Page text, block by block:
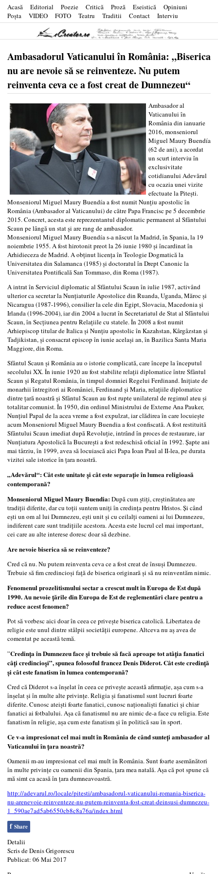
Acasă Editorial Poezie Critică Proză Eseistică
Opiniuni
Poşta
VIDEO FOTO Teatru Traditii Contact Interviu
Ambasadorul Vaticanului în România: „Biserica
nu are nevoie să se reinventeze. Nu putem
reinventa ceva ce a fost creat de Dumnezeu“
Ambasador al
Vaticanului în
România din ianuarie
2016, monseniorul
Miguel Maury Buendía
(62 de ani), a acordat
un scurt interviu în
exclusivitate
cotidianului Adevărul
cu ocazia unei vizite
efectuate la Piteşti.
Monseniorul Miguel Maury Buendía a fost numit Nunţiu apostolic în
România (Ambasador al Vaticanului) de către Papa Francisc pe 5 decembrie
2015. Concret, acesta este reprezentantul diplomatic permanent al Sfântului
Scaun pe lângă un stat şi are rang de ambasador.
Monseniorul Miguel Maury Buendía s-a născut la Madrid, în Spania, la 19
noiembrie 1955. A fost hirotonit preot la 26 iunie 1980 şi încardinat în
Arhidieceza de Madrid. A obţinut licenţa în Teologie Dogmatică la
Universitatea din Salamanca (1985) şi doctoratul în Drept Canonic la
Universitatea Pontificală San Tommaso, din Roma (1987).
A intrat în Serviciul diplomatic al Sfântului Scaun în iulie 1987, activând
ulterior ca secretar la Nunţiaturile Apostolice din Ruanda, Uganda, Măroc şi
Nicaragua (1987-1996), consilier la cele din Egipt, Slovacia, Macedonia şi
Irlanda (1996-2004), iar din 2004 a lucrat în Secretariatul de Stat al Sfântului
Scaun, în Secţiunea pentru Relaţiile cu statele. În 2008 a fost numit
Arhiepiscop titular de Italica şi Nunţiu apostolic în Kazahstan, Kârgâzstan şi
Tadjikistan, şi consacrat episcop în iunie acelaşi an, în Bazilica Santa Maria
Maggiore, din Roma.
Sfântul Scaun şi România au o istorie complicată, care începe la începutul
secolului XX. În iunie 1920 au fost stabilite relaţii diplomatice între Sfântul
Scaun şi Regatul România, în timpul domniei Regelui Ferdinand. Iniţiate de
monarhii întregitori ai României, Ferdinand şi Maria, relaţiile diplomatice
dintre ţară noastră şi Sfântul Scaun au fost rupte unilateral de regimul ateu şi
totalitar comunist. În 1950, din ordinul Ministrului de Externe Ana Pauker,
Nunţiul Papal de la acea vreme a fost expulzat, iar clădirea în care locuieşte
acum Monseniorul Miguel Maury Buendia a fost confiscată. A fost restituită
Sfântului Scaun imediat după Revoluţie, intrând în proces de restaurare, iar
Nunţiatura Apostolică la Bucureşti a fost redeschisă oficial în 1992. Şapte ani
mai târziu, în 1999, avea să locuiască aici Papa Ioan Paul al II-lea, pe durata
vizitei sale istorice în ţara noastră.
„Adevărul“: Cât este unitate şi cât este separaţie în lumea religioasă
contemporană?
Monseniorul Miguel Maury Buendia:După cum ştiţi, creştinătatea are
tradiţii diferite, dar cu toţii suntem uniţi în credinţa pentru Hristos. Şi când
eşti un om al lui Dumnezeu, eşti unit şi cu ceilalţi oameni ai lui Dumnezeu,
indiferent care sunt tradiţiile acestora. Acesta este lucrul cel mai important,
cei care au alte interese doresc doar să dezbine.
Are nevoie biserica să se reinventeze?
Cred că nu. Nu putem reinventa ceva ce a fost creat de însuşi Dumnezeu.
Trebuie să fim credincioşi faţă de biserica originară şi să nu reinventăm nimic.
Fenomenul prozelitismului sectar a crescut mult în Europa de Est după
1990. Au nevoie ţările din Europa de Est de reglementări clare pentru a
reduce acest fenomen?
Pot să vorbesc aici doar în ceea ce priveşte biserica catolică. Libertatea de
religie este unul dintre stâlpii societăţii europene. Altceva nu aş avea de
comentat pe această temă.
”Credinţa în Dumnezeu face şi trebuie să facă aproape tot atâţia fanatici
câţi credincioşi”, spunea folosoful francez Denis Diderot. Cât este credinţă
şi cât este fanatism în lumea contemporană?
Cred că Diderot s-a înşelat în ceea ce priveşte această afirmaţie, aşa cum s-a
înşelat şi în multe alte privinţe. Religia şi fanatismul sunt lucruri foarte
diferite. Cunosc ateişti foarte fanatici, cunosc naţionalişti fanatici şi chiar
fanatici ai fotbalului. Aşa că fanatismul nu are nimic de-a face cu religia. Este
fanatism în religie, aşa cum este fanatism şi în politică sau în sport.
Ce v-a impresionat cel mai mult în România de când sunteţi ambasador al
Vaticanului în ţara noastră?
Oamenii m-au impresionat cel mai mult în România. Sunt foarte asemănători
în multe privinţe cu oamenii din Spania, ţara mea natală. Aşa că pot spune că
mă simt ca acasă în ţara dumneavoastră.
http://adevarul.ro/locale/pitesti/ambasadorul-vaticanului-romania-biserica-
nu-arenevoie-reinventeze-nu-putem-reinventa-fost-creat-deinsusi-dumnezeu-
1_590ae7ad5ab6550cb8c8a76a/index.html
f Share
Detalii
Scris deDenis Grigorescu
Publicat: 06 Mai 2017